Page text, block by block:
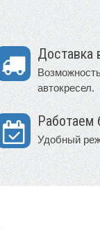
Доставка
автокресел.
Работаем
Удобный